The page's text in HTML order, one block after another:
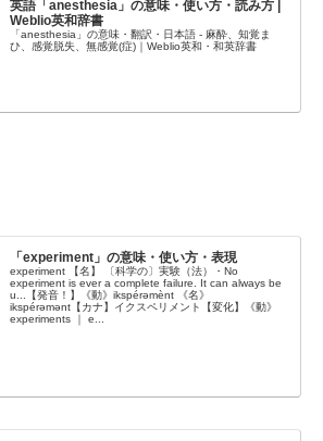
英語「anesthesia」の意味・使い方・読み方 |
Weblio英和辞書
「anesthesia」の意味・翻訳・日本語 - 麻酔、知覚ま
ひ、感覚脱失、無感覚(症)｜Weblio英和・和英辞書
「experiment」の意味・使い方・表現
experiment 【名】 〔科学の〕実験（法）・No
experiment is ever a complete failure. It can always be
u...【発音！】《動》ikspérəmènt 《名》
ikspérəmənt【カナ】イクスペリメント【変化】《動》
experiments ｜ e...